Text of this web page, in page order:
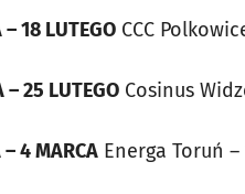
– 18 LUTEGO CCC
– 25 LUTEGO Cosinus
– 4 MARCA Energa Toruń –